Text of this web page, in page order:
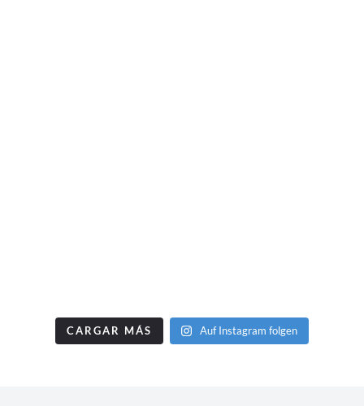
CARGAR MÁS Auf Instagram folgen